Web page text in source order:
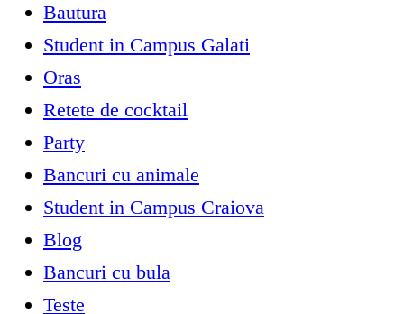
Bautura
Student in Campus Galati
Oras
Retete de cocktail
Party
Bancuri cu animale
Student in Campus Craiova
Blog
Bancuri cu bula
Teste